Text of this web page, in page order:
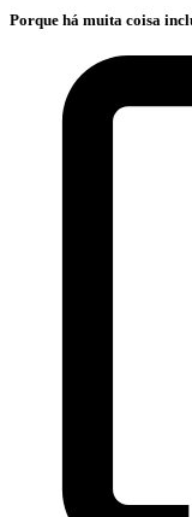
Porque há muita coisa